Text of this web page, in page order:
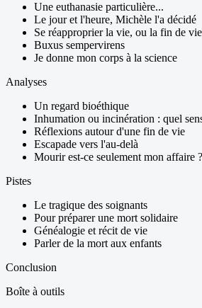
Une euthanasie particulière...
Le jour et l'heure, Michèle l'a décidé
Se réapproprier la vie, ou la fin de
Buxus sempervirens
Je donne mon corps à la science
Analyses
Un regard bioéthique
Inhumation ou incinération : quel
Réflexions autour d'une fin de vie
Escapade vers l'au-delà
Mourir est-ce seulement mon affaire ?
Pistes
Le tragique des soignants
Pour préparer une mort solidaire
Généalogie et récit de vie
Parler de la mort aux enfants
Conclusion
Boîte à outils